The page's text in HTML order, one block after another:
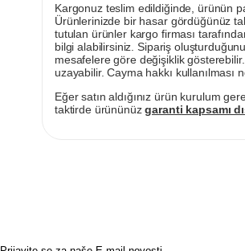
Kargonuz teslim edildiğinde, ürünün
Ürünlerinizde bir hasar gördüğünüz
tutulan ürünler kargo firması
bilgi alabilirsiniz. Sipariş
mesafelere göre değişiklik
uzayabilir. Cayma hakkı
Eğer satın aldığınız ürün kurulum
taktirde ürününüzgaranti kapsamı